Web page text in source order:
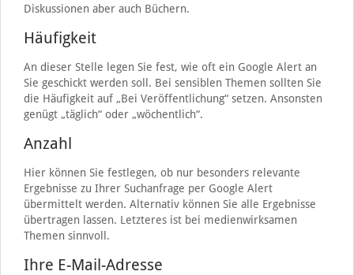
Diskussionen aber auch Büchern.
Häufigkeit
An dieser Stelle legen Sie fest, wie oft ein Google Alert an
Sie geschickt werden soll. Bei sensiblen Themen sollten Sie
die Häufigkeit auf „Bei Veröffentlichung“ setzen. Ansonsten
genügt „täglich“ oder „wöchentlich“.
Anzahl
Hier können Sie festlegen, ob nur besonders relevante
Ergebnisse zu Ihrer Suchanfrage per Google Alert
übermittelt werden. Alternativ können Sie alle Ergebnisse
übertragen lassen. Letzteres ist bei medienwirksamen
Themen sinnvoll.
Ihre E-Mail-Adresse